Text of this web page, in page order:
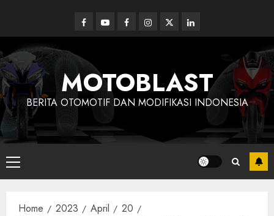
content
Facebook
YoutubeFacebookInstagram
Twitterlinkedin
MOTOBLAST
BERITA OTOMOTIF DAN MODIFIKASI INDONESIA
Primary
Menu
Home 2023 April
20